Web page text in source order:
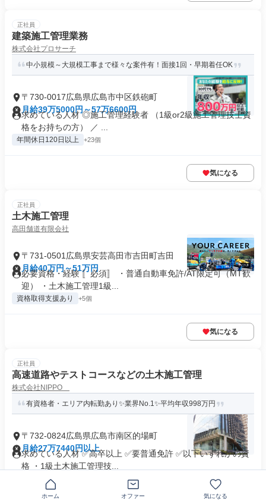
正社員
建築施工管理業務
株式会社プロサーチ
中小規模～大規模工事まで様々な案件有！面接1回・早期着任OK
〒730-0017広島県広島市中区鉄砲町
月給39万5000円～57万6600円
求めている人材 ◎施工管理経験者 （1級or2級施工管理技士資
格をお持ちの方） ／ ...
年間休日120日以上 +23個
気になる
正社員
土木施工管理
高田舗道有限会社
〒731-0501広島県安芸高田市吉田町吉田
月給40万円～51万円
必要資格・経験 〚必須〛 ・普通自動車免許/AT限定可（MT歓
迎） ・土木施工管理1級...
資格取得支援あり +5個
気になる
正社員
高速道路やテストコースなどの土木施工管理
株式会社NIPPO
有資格者・エリア内転勤あり✨業界No.1✨平均年収998万円
〒732-0824広島県広島市南区的場町
月給27万7440円以上
求めている人材 ✅高卒以上 ✅要普通免許 ✅以下いずれかの資
格 ・1級土木施工管理技...
年間休日120日以上
ホーム オファー 気になる